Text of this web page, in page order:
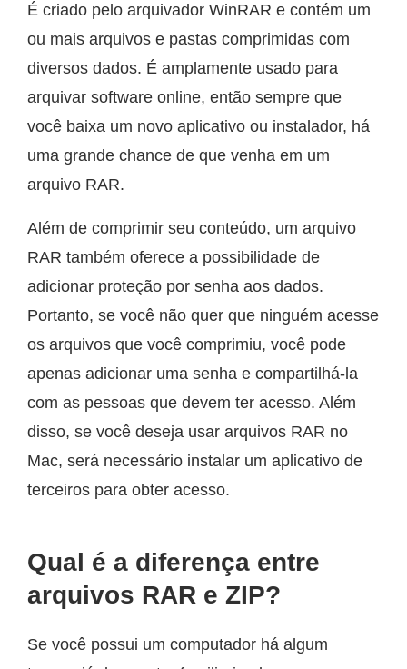
É criado pelo arquivador WinRAR e contém um
ou mais arquivos e pastas comprimidas com
diversos dados. É amplamente usado para
arquivar software online, então sempre que
você baixa um novo aplicativo ou instalador, há
uma grande chance de que venha em um
arquivo RAR.
Além de comprimir seu conteúdo, um arquivo
RAR também oferece a possibilidade de
adicionar proteção por senha aos dados.
Portanto, se você não quer que ninguém acesse
os arquivos que você comprimiu, você pode
apenas adicionar uma senha e compartilhá-la
com as pessoas que devem ter acesso. Além
disso, se você deseja usar arquivos RAR no
Mac, será necessário instalar um aplicativo de
terceiros para obter acesso.
Qual é a diferença entre
arquivos RAR e ZIP?
Se você possui um computador há algum